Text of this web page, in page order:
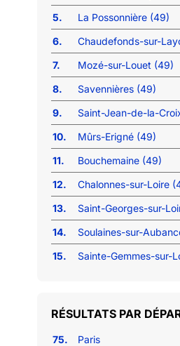
5.
La Possonnière (49)
6.
Chaudefonds-sur-
7.
Mozé-sur-Louet (49)
8.
Savennières (49)
9.
Saint-Jean-de-la-
10.
Mûrs-Erigné (49)
11.
Bouchemaine (49)
12.
Chalonnes-sur-Loire
13.
Saint-Georges-sur-
14.
Soulaines-sur-
15.
Sainte-Gemmes-sur-
RÉSULTATS PAR
75.
Paris